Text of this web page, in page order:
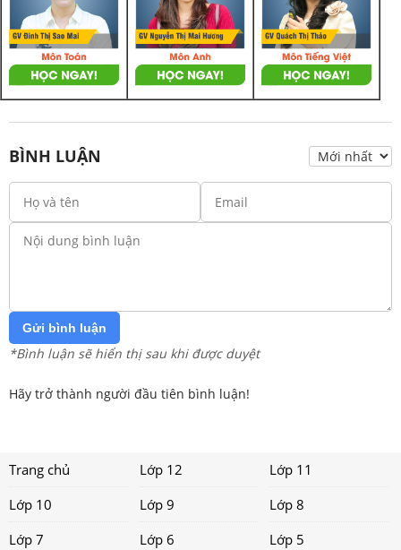
BÌNH LUẬN
Gửi bình luận
*Bình luận sẽ hiển thị sau khi được duyệt
Hãy trở thành người đầu tiên bình luận!
Trang chủ Lớp 12
Lớp 11
Lớp 10
Lớp 9
Lớp 8
Lớp 7
Lớp 6 Lớp 5